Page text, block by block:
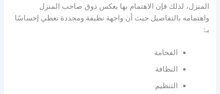
المنزل، لذلك فإن الاهتمام بها يعكس ذوق صاحب المنزل
واهتمامه بالتفاصيل حيث أن واجهة نظيفة ومجددة تعطي إحساسًا
بـ:
الفخامة
النظافة
التنظيم